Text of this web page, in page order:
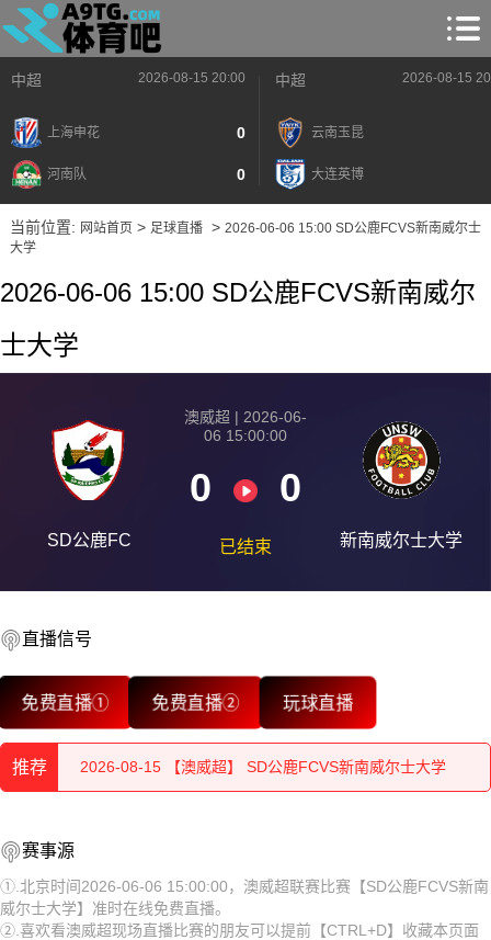
中超 2026-08-15 20:00
上海申花 0
河南队 0
中超 2026-08-15
云南玉昆
大连英博
当前位置: 网站首页> 足球直播> 2026-06-06 15:00 SD公鹿FCVS新南威尔士
大学
2026-06-06 15:00 SD公鹿FCVS新南威尔
士大学
SD公鹿FC
澳威超 | 2026-06-
06 15:00:00
0 0
已结束 新南威尔士大学
直播信号
免费直播① 免费直播② 玩球直播
推荐
2026-08-15 【澳威超】 SD公鹿FCVS新南威尔士大学
2026-08-15 【澳威超】 SD公鹿FCVS新南威尔士大学
2026-08-15 【澳威超】 SD公鹿FCVS新南威尔士大学
2026-08-15 【澳威超】 SD公鹿FCVS新南威尔士大学
2026-08-15 【澳威超】 SD公鹿FCVS新南威尔士大学
赛事源
①.北京时间2026-06-06 15:00:00，澳威超联赛比赛【SD公鹿FCVS新南
威尔士大学】准时在线免费直播。
②.喜欢看澳威超现场直播比赛的朋友可以提前【CTRL+D】收藏本页面